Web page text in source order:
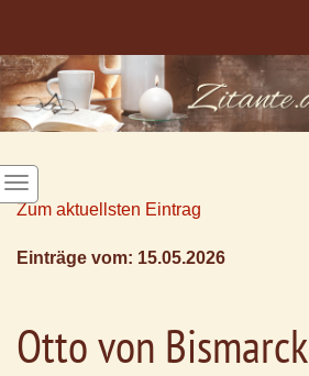
Zum aktuellsten Eintrag
Einträge vom: 15.05.2026
Otto von Bismarck